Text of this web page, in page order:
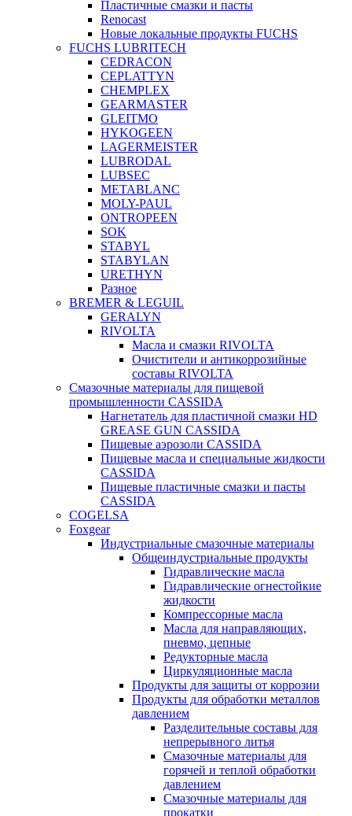
Пластичные смазки и пасты
Renocast
Новые локальные продукты FUCHS
FUCHS LUBRITECH
CEDRACON
CEPLATTYN
CHEMPLEX
GEARMASTER
GLEITMO
HYKOGEEN
LAGERMEISTER
LUBRODAL
LUBSEC
METABLANC
MOLY-PAUL
ONTROPEEN
SOK
STABYL
STABYLAN
URETHYN
Разное
BREMER & LEGUIL
GERALYN
RIVOLTA
Масла и смазки RIVOLTA
Очистители и антикоррозийные
составы RIVOLTA
Смазочные материалы для пищевой
промышленности CASSIDA
Нагнетатель для пластичной смазки HD
GREASE GUN CASSIDA
Пищевые аэрозоли CASSIDA
Пищевые масла и специальные жидкости
CASSIDA
Пищевые пластичные смазки и пасты
CASSIDA
COGELSA
Foxgear
Индустриальные смазочные материалы
Общеиндустриальные продукты
Гидравлические масла
Гидравлические огнестойкие
жидкости
Компрессорные масла
Масла для направляющих,
пневмо, цепные
Редукторные масла
Циркуляционные масла
Продукты для защиты от коррозии
Продукты для обработки металлов
давлением
Разделительные составы для
непрерывного литья
Смазочные материалы для
горячей и теплой обработки
давлением
Смазочные материалы для
прокатки